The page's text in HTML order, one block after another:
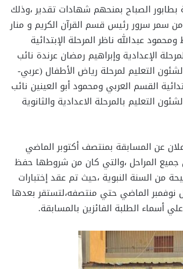
بطابور الصباح بمنحهم شهادات تقدير ،وذلك
سمر سرور رئيس قسم القرآن الكريم و منار
عبدالله ناظر المرحلة الإبتدائية
الإعدادية وإبراهيم رمضان عرندة نائب
التعليم لمرحلة رياض الأطفال (عربي-
القسم العربي ومحمود أبو العينين نائب
التعليم بالمرحلة الاعدادية والثانوية
عن المسابقة بمنتصف أكتوبر الماضي
المراحل ،والتي كان من شروطها حفظ
من السنة النبوية ،حيث تم عقد إختبارات
نوفمبر الماضي حتي منتصفه،لتستقر بعدها
أسماء الطلبة الفائزين بالمسابقة.